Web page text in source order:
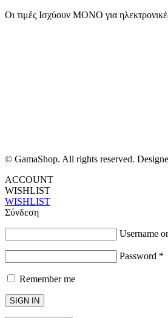
Οι τιμές Ισχύουν ΜΟΝΟ για
© GamaShop. All rights reserved.
ACCOUNT
WISHLIST
WISHLIST
Σύνδεση
Username
Password *
Remember me
SIGN IN